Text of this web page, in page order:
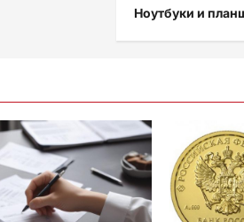
Ноутбуки и